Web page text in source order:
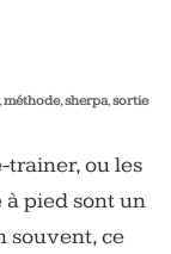
méthode,sherpa,sortie
trainer, ou les
à pied sont un
souvent, ce